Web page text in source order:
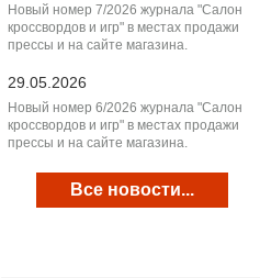
Новый номер 7/2026 журнала "Салон
кроссвордов и игр" в местах продажи
прессы и на сайте магазина.
29.05.2026
Новый номер 6/2026 журнала "Салон
кроссвордов и игр" в местах продажи
прессы и на сайте магазина.
Все новости...